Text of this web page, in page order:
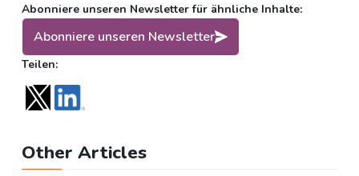
Abonniere unseren Newsletter für ähnliche Inhalte:
Abonniere unseren Newsletter
Teilen:
Other Articles